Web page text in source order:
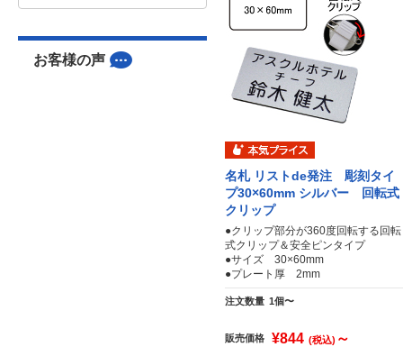
名札 リストde発注 彫刻タイ
プ30×60mm シルバー 回転式
クリップ
●クリップ部分が360度回転する回転
式クリップ＆安全ピンタイプ
●サイズ 30×60mm
●プレート厚 2mm
注文数量 1個〜
販売価格 ¥844 (税込) ～
お客様の声